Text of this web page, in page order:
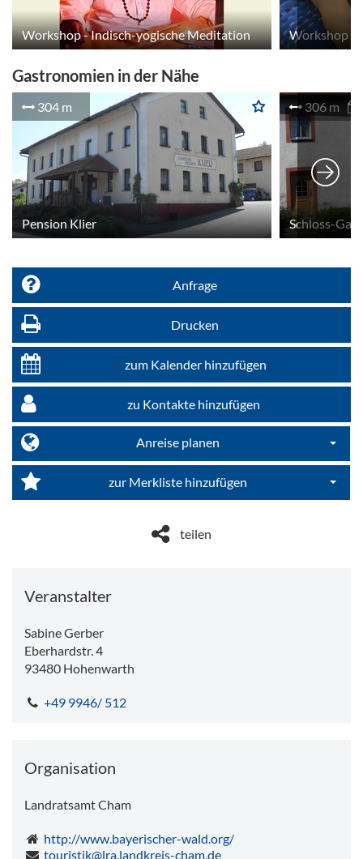
Workshop - Indisch-yogische Meditation
Gastronomien in der Nähe
304 m
Pension Klier
306 m
Schloss-
Anfrage
Drucken
zum Kalender hinzufügen
zu Kontakte hinzufügen
Anreise planen
zur Merkliste hinzufügen
teilen
Veranstalter
Sabine Gerber
Eberhardstr. 4
93480 Hohenwarth
+49 9946/ 512
Organisation
Landratsamt Cham
http://www.bayerischer-wald.org/
touristik@lra.landkreis-cham.de